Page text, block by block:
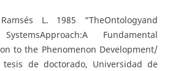
L. 1985 “TheOntologyand
Fundamental
to the Phenomenon Development/
tesis de doctorado, Universidad de